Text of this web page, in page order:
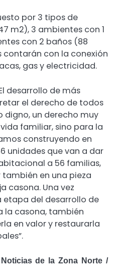
por 3 tipos de
m2), 3 ambientes con 1
con 2 baños (88
contarán con la conexión
gas y electricidad.
desarrollo de más
el derecho de todos
digno, un derecho muy
familiar, sino para la
construyendo en
unidades que van a dar
a 56 familias,
también en una pieza
casona. Una vez
del desarrollo de
la casona, también
en valor y restaurarla
de la Zona Norte /